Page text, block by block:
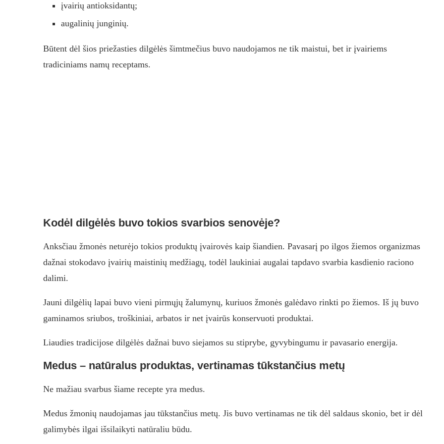
įvairių antioksidantų;
augalinių junginių.
Būtent dėl šios priežasties dilgėlės šimtmečius buvo naudojamos ne tik maistui, bet ir įvairiems
tradiciniams namų receptams.
Kodėl dilgėlės buvo tokios svarbios senovėje?
Anksčiau žmonės neturėjo tokios produktų įvairovės kaip šiandien. Pavasarį po ilgos žiemos organizmas
dažnai stokodavo įvairių maistinių medžiagų, todėl laukiniai augalai tapdavo svarbia kasdienio raciono
dalimi.
Jauni dilgėlių lapai buvo vieni pirmųjų žalumynų, kuriuos žmonės galėdavo rinkti po žiemos. Iš jų buvo
gaminamos sriubos, troškiniai, arbatos ir net įvairūs konservuoti produktai.
Liaudies tradicijose dilgėlės dažnai buvo siejamos su stiprybe, gyvybingumu ir pavasario energija.
Medus – natūralus produktas, vertinamas tūkstančius metų
Ne mažiau svarbus šiame recepte yra medus.
Medus žmonių naudojamas jau tūkstančius metų. Jis buvo vertinamas ne tik dėl saldaus skonio, bet ir dėl
galimybės ilgai išsilaikyti natūraliu būdu.